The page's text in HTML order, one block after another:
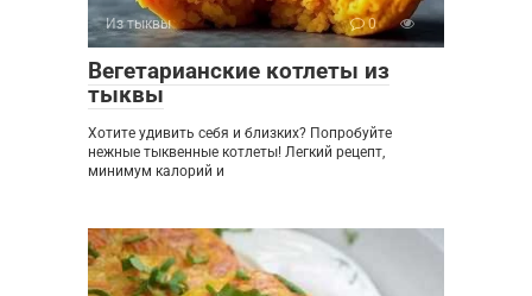
Из тыквы 0
Вегетарианские котлеты из
тыквы
Хотите удивить себя и близких? Попробуйте
нежные тыквенные котлеты! Легкий рецепт,
минимум калорий и